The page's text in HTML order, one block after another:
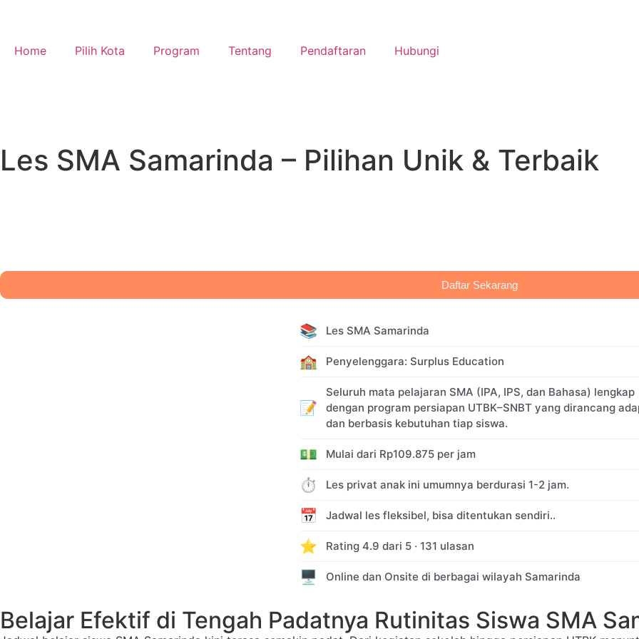
Home Pilih Kota Program Tentang Pendaftaran Hubungi
Les SMA Samarinda – Pilihan Unik & Terbaik
Daftar Sekarang
📚 Les SMA Samarinda
🏫 Penyelenggara: Surplus Education
📝
Seluruh mata pelajaran SMA (IPA, IPS, dan Bahasa) lengkap
dengan program persiapan UTBK–SNBT yang dirancang
dan berbasis kebutuhan tiap siswa.
💵 Mulai dari Rp109.875 per jam
⏱️ Les privat anak ini umumnya berdurasi 1-2 jam.
📅 Jadwal les fleksibel, bisa ditentukan sendiri..
⭐ Rating 4.9 dari 5 · 131 ulasan
🖥️ Online dan Onsite di berbagai wilayah Samarinda
Belajar Efektif di Tengah Padatnya Rutinitas Siswa SMA